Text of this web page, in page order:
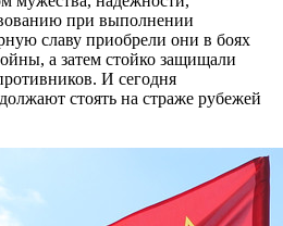
при выполнении
славу приобрели они в боях
а затем стойко защищали
И сегодня
стоять на страже рубежей